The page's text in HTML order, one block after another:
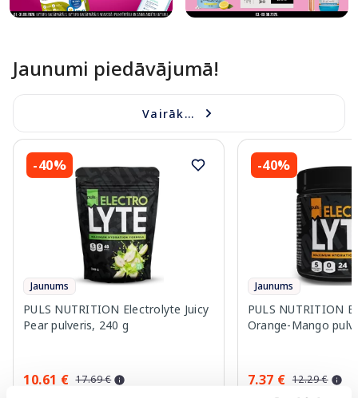
Jaunumi piedāvājumā!
Vairāk...
-40%
Jaunums
PULS NUTRITION Electrolyte Juicy
Pear pulveris, 240 g
10.61 € 17.69 €
-40%
Jaunums
PULS NUTRITION
Orange-Mango
7.37 € 12.29 €